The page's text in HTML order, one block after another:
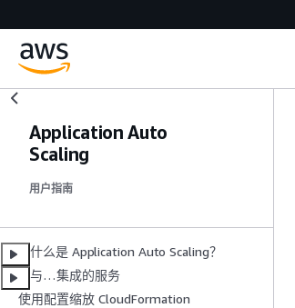
Application Auto
Scaling
用户指南
什么是 Application Auto Scaling？
与…集成的服务
使用配置缩放 CloudFormation